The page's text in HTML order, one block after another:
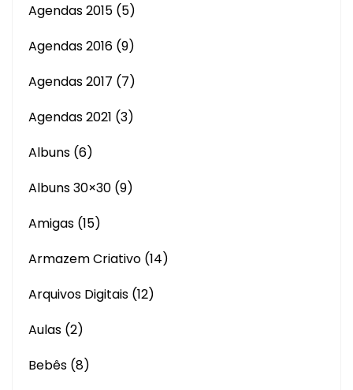
Agendas 2015 (5)
Agendas 2016 (9)
Agendas 2017 (7)
Agendas 2021 (3)
Albuns (6)
Albuns 30×30 (9)
Amigas (15)
Armazem Criativo (14)
Arquivos Digitais (12)
Aulas (2)
Bebês (8)